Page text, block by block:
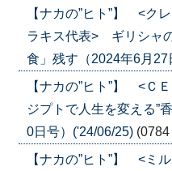
【ナカの”ヒト”】 <ク
ラキス代表> ギリシャ
食」残す（2024年6月27
【ナカの”ヒト”】 <
ジプトで人生を変える”
0日号）('24/06/25)
【ナカの”ヒト”】 <ミ